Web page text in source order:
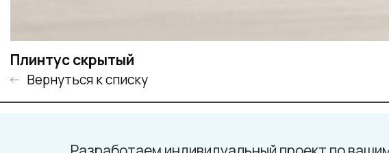
Плинтус скрытый
Вернуться к списку